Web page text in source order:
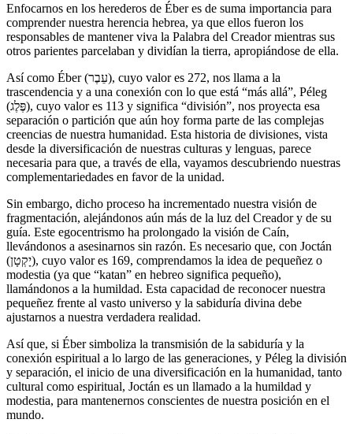
Enfocarnos en los herederos de Éber es de suma importancia para
comprender nuestra herencia hebrea, ya que ellos fueron los
responsables de mantener viva la Palabra del Creador mientras sus
otros parientes parcelaban y dividían la tierra, apropiándose de ella.
Así como Éber (עֵבֶר), cuyo valor es 272, nos llama a la
trascendencia y a una conexión con lo que está “más allá”, Péleg
(פֶּלֶג), cuyo valor es 113 y significa “división”, nos proyecta esa
separación o partición que aún hoy forma parte de las complejas
creencias de nuestra humanidad. Esta historia de divisiones, vista
desde la diversificación de nuestras culturas y lenguas, parece
necesaria para que, a través de ella, vayamos descubriendo nuestras
complementariedades en favor de la unidad.
Sin embargo, dicho proceso ha incrementado nuestra visión de
fragmentación, alejándonos aún más de la luz del Creador y de su
guía. Este egocentrismo ha prolongado la visión de Caín,
llevándonos a asesinarnos sin razón. Es necesario que, con Joctán
(יָקְטָן), cuyo valor es 169, comprendamos la idea de pequeñez o
modestia (ya que “katan” en hebreo significa pequeño),
llamándonos a la humildad. Esta capacidad de reconocer nuestra
pequeñez frente al vasto universo y la sabiduría divina debe
ajustarnos a nuestra verdadera realidad.
Así que, si Éber simboliza la transmisión de la sabiduría y la
conexión espiritual a lo largo de las generaciones, y Péleg la división
y separación, el inicio de una diversificación en la humanidad, tanto
cultural como espiritual, Joctán es un llamado a la humildad y
modestia, para mantenernos conscientes de nuestra posición en el
mundo.